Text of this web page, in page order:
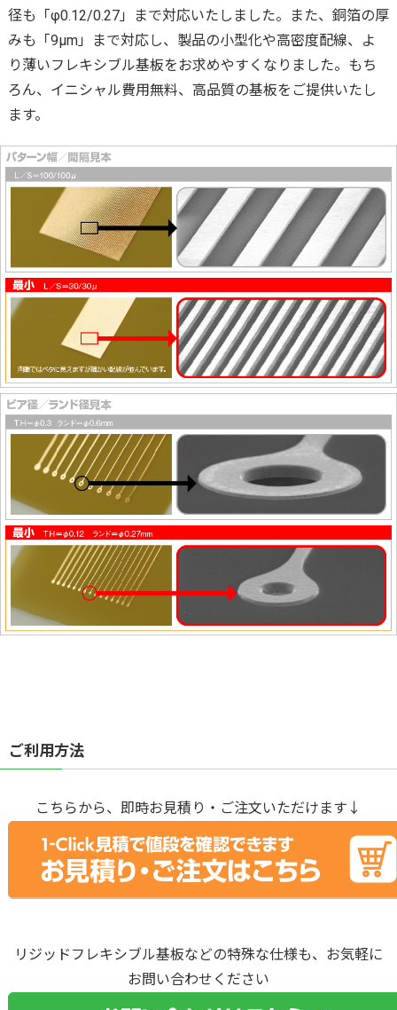
径も「φ0.12/0.27」まで対応いたしました。また、銅箔の厚
みも「9μm」まで対応し、製品の小型化や高密度配線、よ
り薄いフレキシブル基板をお求めやすくなりました。もち
ろん、イニシャル費用無料、高品質の基板をご提供いたし
ます。
ご利用方法
こちらから、即時お見積り・ご注文いただけます↓
リジッドフレキシブル基板などの特殊な仕様も、お気軽に
お問い合わせください